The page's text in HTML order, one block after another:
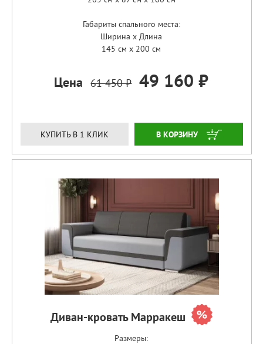
Габариты спального места:
Ширина x Длина
145 см x 200 см
Цена 61 450 ₽ 49 160 ₽
КУПИТЬ В 1 КЛИК ЗАКАЗАТЬ
Диван-кровать Марракеш
Размеры: